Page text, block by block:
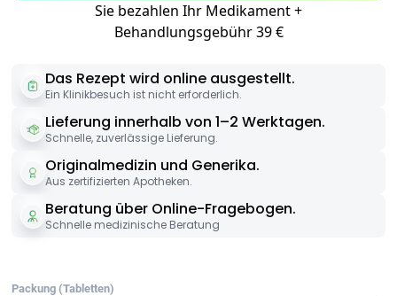
Sie bezahlen Ihr Medikament +
Behandlungsgebühr 39 €
Das Rezept wird online ausgestellt.
Ein Klinikbesuch ist nicht erforderlich.
Lieferung innerhalb von 1–2 Werktagen.
Schnelle, zuverlässige Lieferung.
Originalmedizin und Generika.
Aus zertifizierten Apotheken.
Beratung über Online-Fragebogen.
Schnelle medizinische Beratung
Packung (Tabletten)